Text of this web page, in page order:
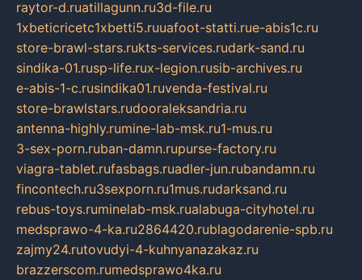
raytor-d.ruatillagunn.ru3d-file.ru
1xbeticricetc1xbetti5.ruuafoot-statti.rue-abis1c.ru
store-brawl-stars.rukts-services.rudark-sand.ru
sindika-01.rusp-life.rux-legion.rusib-archives.ru
e-abis-1-c.rusindika01.ruvenda-festival.ru
store-brawlstars.rudooraleksandria.ru
antenna-highly.rumine-lab-msk.ru1-mus.ru
3-sex-porn.ruban-damn.rupurse-factory.ru
viagra-tablet.rufasbags.ruadler-jun.rubandamn.ru
fincontech.ru3sexporn.ru1mus.rudarksand.ru
rebus-toys.ruminelab-msk.rualabuga-cityhotel.ru
medsprawo-4-ka.ru2864420.rublagodarenie-spb.ru
zajmy24.rutovudyi-4-kuhnyanazakaz.ru
brazzerscom.rumedsprawo4ka.ru